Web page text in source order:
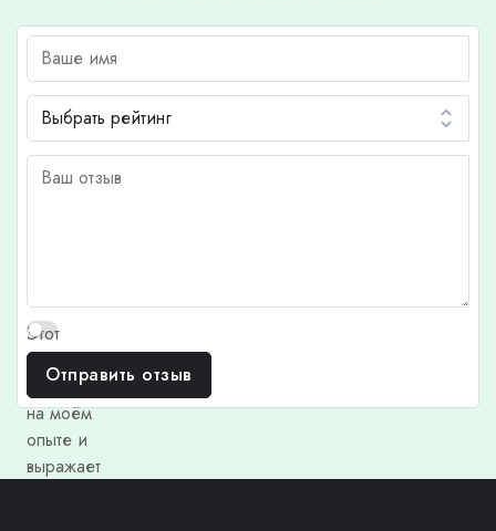
Этот
отзыв
основан
на моём
опыте и
выражает
Отправить отзыв